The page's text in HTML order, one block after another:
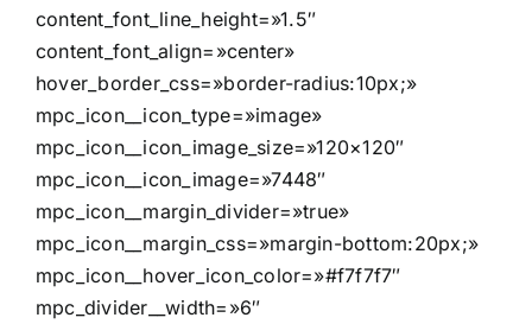
content_font_line_height=»1.5″
content_font_align=»center»
hover_border_css=»border-radius:10px;»
mpc_icon__icon_type=»image»
mpc_icon__icon_image_size=»120×120″
mpc_icon__icon_image=»7448″
mpc_icon__margin_divider=»true»
mpc_icon__margin_css=»margin-bottom:20px;»
mpc_icon__hover_icon_color=»#f7f7f7″
mpc_divider__width=»6″